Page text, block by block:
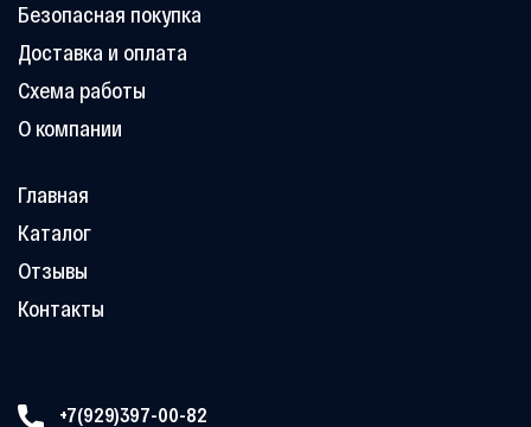
Безопасная покупка
Доставка и оплата
Схема работы
О компании
Главная
Каталог
Отзывы
Контакты
+7(929)397-00-82